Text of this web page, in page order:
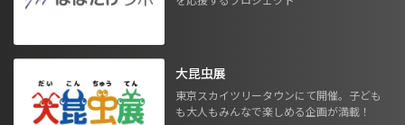
大昆虫展
東京スカイツリータウンにて開催。子ども
も大人もみんなで楽しめる企画が満載！